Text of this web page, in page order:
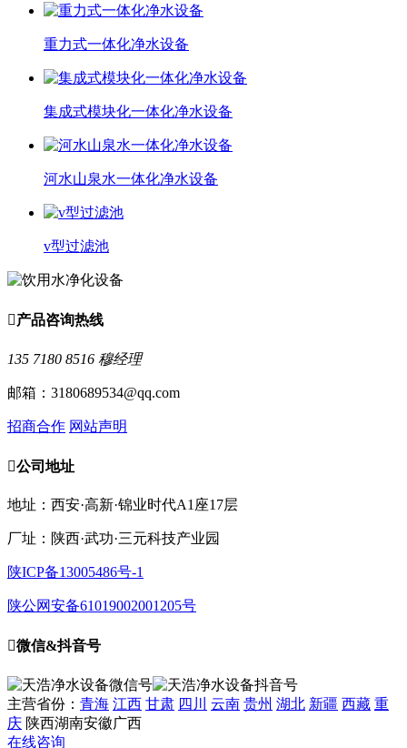
重力式一体化净水设备
集成式模块化一体化净水设备
河水山泉水一体化净水设备
v型过滤池
产品咨询热线
135 7180 8516 穆经理
邮箱：3180689534@qq.com
招商合作 网站声明
公司地址
地址：西安·高新·锦业时代A1座17层
厂址：陕西·武功·三元科技产业园
陕ICP备13005486号-1
陕公网安备61019002001205号
微信&抖音号
主营省份： 青海 江西 甘肃 四川 云南 贵州 湖北 新疆 西藏 重
庆 陕西湖南安徽广西
在线咨询